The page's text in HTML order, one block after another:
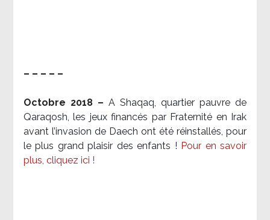
– – – – –
Octobre 2018 – A Shaqaq, quartier pauvre de
Qaraqosh, les jeux financés par Fraternité en Irak​
avant l’invasion de Daech ont été réinstallés, pour
le plus grand plaisir des enfants ! Pour en savoir
plus, cliquez ici !